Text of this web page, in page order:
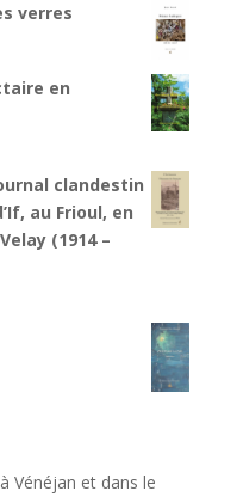
verres
en
clandestin
au Frioul, en
(1914 –
Vénéjan et dans le